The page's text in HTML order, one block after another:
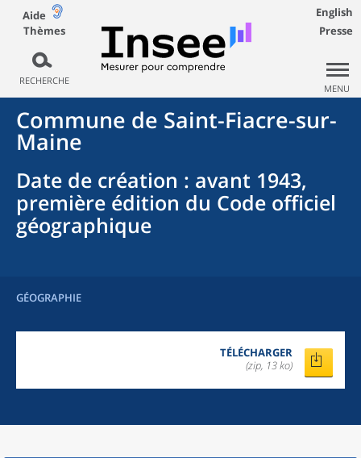
Aide
Thèmes
RECHERCHE
English
Presse
MENU
Commune de Saint-Fiacre-sur-
Maine
Date de création : avant 1943,
première édition du Code officiel
géographique
GÉOGRAPHIE
TÉLÉCHARGER
(zip, 13 ko)